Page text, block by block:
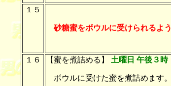
１５
砂糖蜜をボウルに受けられるよう
１６ 【蜜を煮詰める】 土曜日 午後３時
ボウルに受けた蜜を煮詰めます。